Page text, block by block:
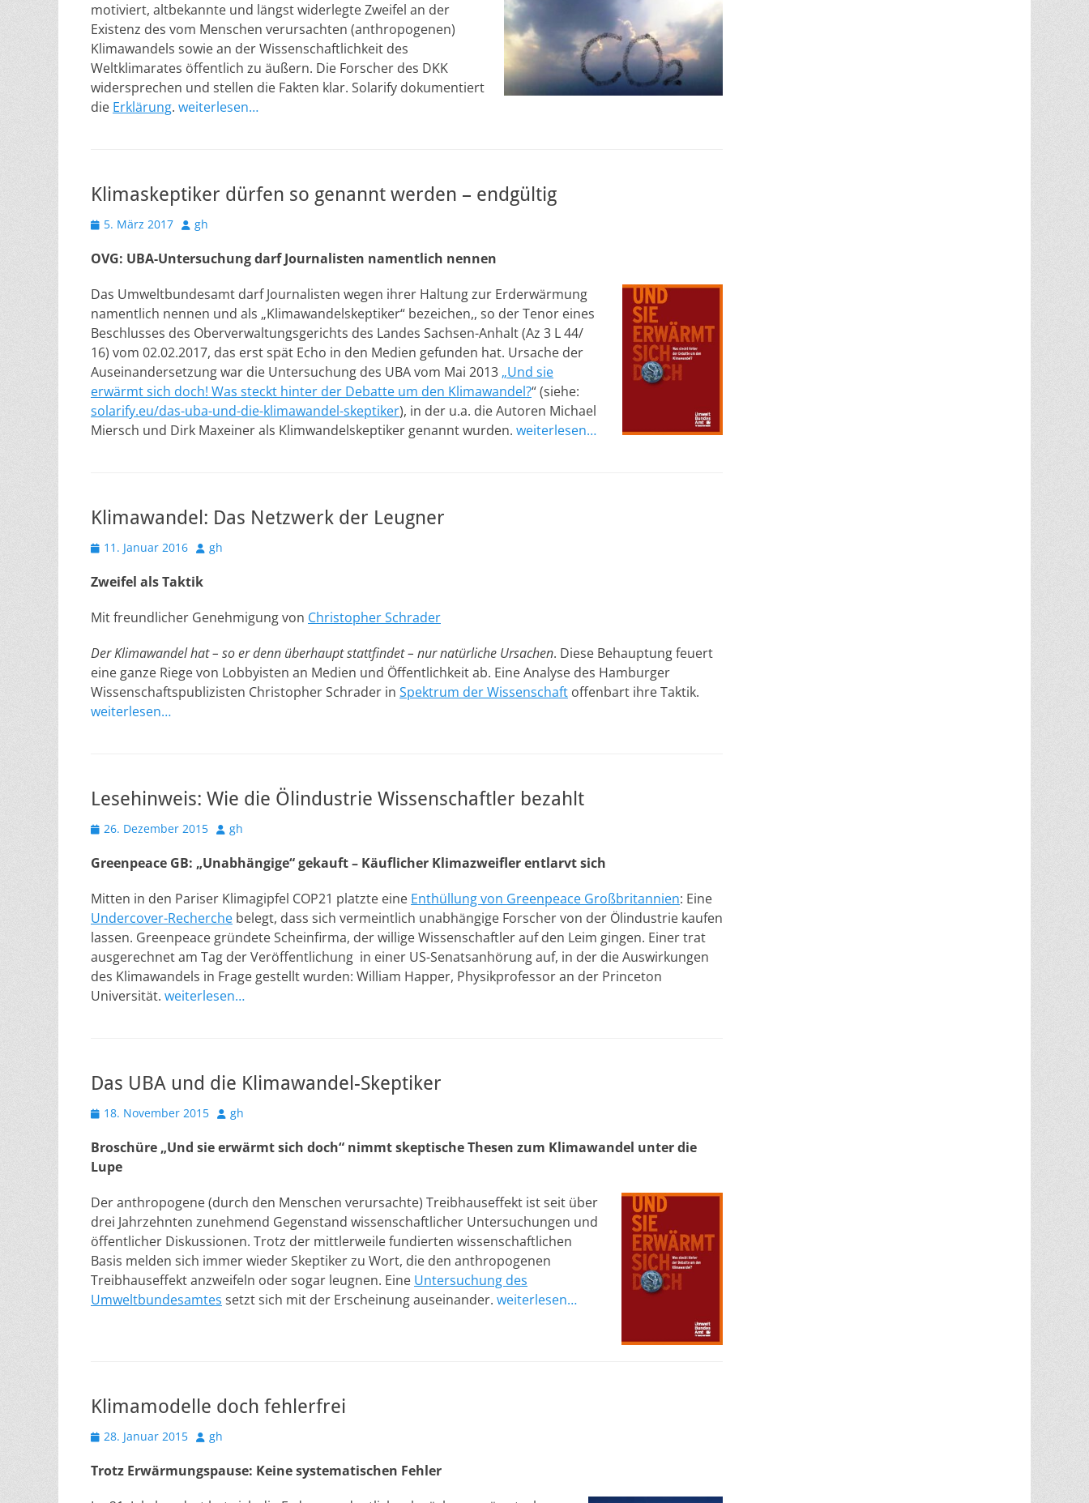
motiviert, altbekannte und längst widerlegte Zweifel an der
Existenz des vom Menschen verursachten (anthropogenen)
Klimawandels sowie an der Wissenschaftlichkeit des
Weltklimarates öffentlich zu äußern. Die Forscher des DKK
widersprechen und stellen die Fakten klar. Solarify dokumentiert
die Erklärung. weiterlesen…
Klimaskeptiker dürfen so genannt werden – endgültig
Veröffentlicht
5. März 2017 Autor
gh
OVG: UBA-Untersuchung darf Journalisten namentlich nennen
Das Umweltbundesamt darf Journalisten wegen ihrer Haltung zur Erderwärmung
namentlich nennen und als „Klimawandelskeptiker“ bezeichen,, so der Tenor eines
Beschlusses des Oberverwaltungsgerichts des Landes Sachsen-Anhalt (Az 3 L 44/
16) vom 02.02.2017, das erst spät Echo in den Medien gefunden hat. Ursache der
Auseinandersetzung war die Untersuchung des UBA vom Mai 2013 „Und sie
erwärmt sich doch! Was steckt hinter der Debatte um den Klimawandel?“ (siehe:
solarify.eu/das-uba-und-die-klimawandel-skeptiker), in der u.a. die Autoren Michael
Miersch und Dirk Maxeiner als Klimwandelskeptiker genannt wurden. weiterlesen…
Klimawandel: Das Netzwerk der Leugner
Veröffentlicht
11. Januar 2016 Autor
gh
Zweifel als Taktik
Mit freundlicher Genehmigung von Christopher Schrader
Der Klimawandel hat – so er denn überhaupt stattfindet – nur natürliche Ursachen. Diese Behauptung feuert
eine ganze Riege von Lobbyisten an Medien und Öffentlichkeit ab. Eine Analyse des Hamburger
Wissenschaftspublizisten Christopher Schrader in Spektrum der Wissenschaft offenbart ihre Taktik.
weiterlesen…
Lesehinweis: Wie die Ölindustrie Wissenschaftler bezahlt
Veröffentlicht
26. Dezember 2015 Autor
gh
Greenpeace GB: „Unabhängige“ gekauft – Käuflicher Klimazweifler entlarvt sich
Mitten in den Pariser Klimagipfel COP21 platzte eine Enthüllung von Greenpeace Großbritannien: Eine
Undercover-Recherche belegt, dass sich vermeintlich unabhängige Forscher von der Ölindustrie kaufen
lassen. Greenpeace gründete Scheinfirma, der willige Wissenschaftler auf den Leim gingen. Einer trat
ausgerechnet am Tag der Veröffentlichung in einer US-Senatsanhörung auf, in der die Auswirkungen
des Klimawandels in Frage gestellt wurden: William Happer, Physikprofessor an der Princeton
Universität. weiterlesen…
Das UBA und die Klimawandel-Skeptiker
Veröffentlicht
18. November 2015 Autor
gh
Broschüre „Und sie erwärmt sich doch“ nimmt skeptische Thesen zum Klimawandel unter die
Lupe
Der anthropogene (durch den Menschen verursachte) Treibhauseffekt ist seit über
drei Jahrzehnten zunehmend Gegenstand wissenschaftlicher Untersuchungen und
öffentlicher Diskussionen. Trotz der mittlerweile fundierten wissenschaftlichen
Basis melden sich immer wieder Skeptiker zu Wort, die den anthropogenen
Treibhauseffekt anzweifeln oder sogar leugnen. Eine Untersuchung des
Umweltbundesamtes setzt sich mit der Erscheinung auseinander. weiterlesen…
Klimamodelle doch fehlerfrei
Veröffentlicht
28. Januar 2015 Autor
gh
Trotz Erwärmungspause: Keine systematischen Fehler